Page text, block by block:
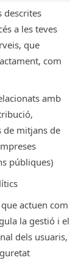
de
a
contacte
productes
els
a través
i
Gestió
així com
descrites
a les teves
que
com
amb
de mitjans de
públiques)
actuen com
la gestió i el
dels usuaris,